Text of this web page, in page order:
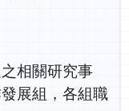
相關研究事
展組，各組職